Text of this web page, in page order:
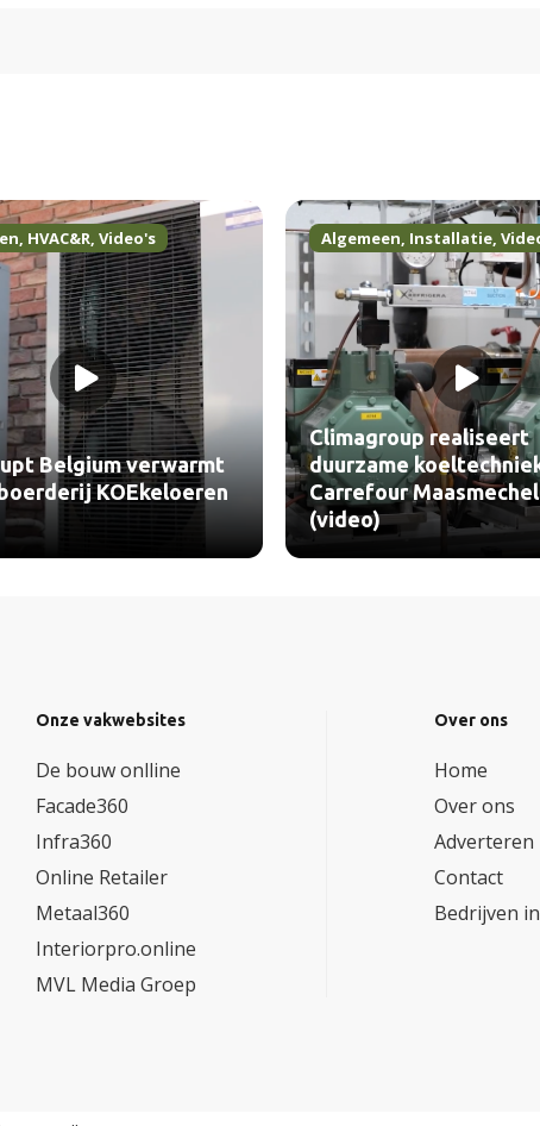
, HVAC&R,Video's
Belgium verwarmt
KOEkeloeren
Algemeen, Installatie,
Climagroup realiseert
duurzame
Carrefour
(video)
Onze vakwebsites
De bouw onlline
Facade360
Infra360
Online Retailer
Metaal360
Interiorpro.online
MVL Media Groep
Over ons
Home
Over ons
Adverteren
Contact
Bedrijven